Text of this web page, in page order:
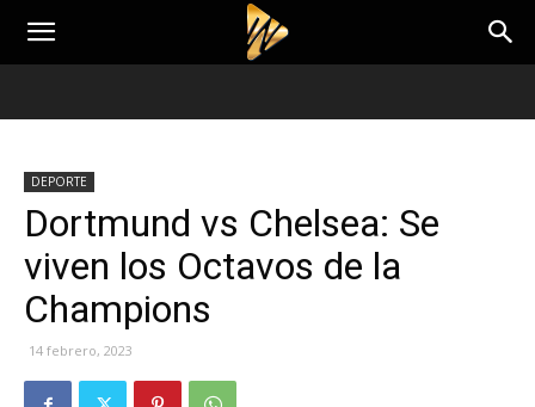
DEPORTE
Dortmund vs Chelsea: Se
viven los Octavos de la
Champions
14 febrero, 2023